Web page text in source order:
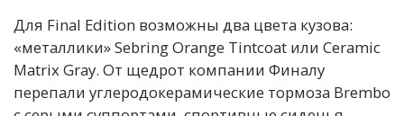
Для Final Edition возможны два цвета кузова:
«металлики» Sebring Orange Tintcoat или Ceramic
Matrix Gray. От щедрот компании Финалу
перепали углеродокерамические тормоза Brembo